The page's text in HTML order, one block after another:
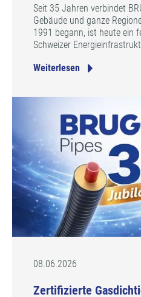
Seit 35 Jahren verbindet
Gebäude und ganze
1991 begann, ist heute ein
Schweizer
Weiterlesen
08.06.2026
Zertifizierte